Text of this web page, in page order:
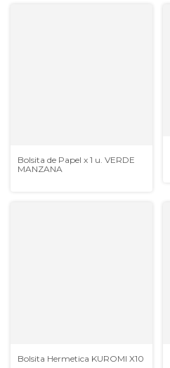
Bolsita de Papel x 1 u. VERDE
MANZANA
Bolsita Hermetica KUROMI X10